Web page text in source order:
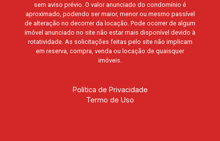
sem aviso prévio. O valor anunciado do condomínio é
aproximado, podendo ser maior, menor ou mesmo passível
de alteração no decorrer da locação. Pode ocorrer de algum
imóvel anunciado no site não estar mais disponível devido à
rotatividade. As solicitações feitas pelo site não implicam
em reserva, compra, venda ou locação de quaisquer
imóveis.
Política de Privacidade
Termo de Uso